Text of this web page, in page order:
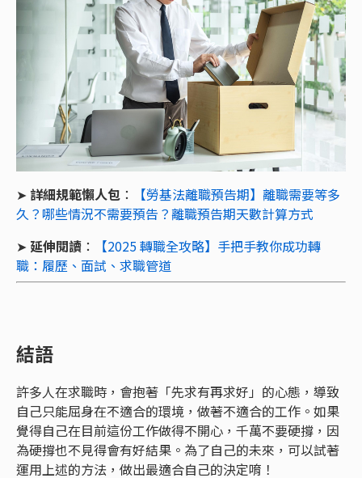
➤ 詳細規範懶人包 ：
【勞基法離職預告期】離職需要等多
久？哪些情況不需要預告？離職預告期天數計算方式
➤ 延伸閱讀 ：
【2025 轉職全攻略】手把手教你成功轉
職：履歷、面試、求職管道
結語
許多人在求職時，會抱著「先求有再求好」的心態，導致
自己只能屈身在不適合的環境，做著不適合的工作。如果
覺得自己在目前這份工作做得不開心，千萬不要硬撐，因
為硬撐也不見得會有好結果。為了自己的未來，可以試著
運用上述的方法，做出最適合自己的決定唷！